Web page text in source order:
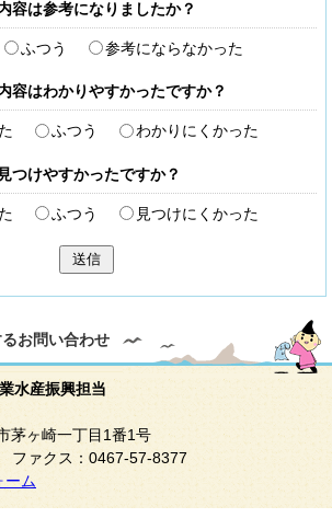
容は参考になりましたか？
ふつう 参考にならなかった
容はわかりやすかったですか？
ふつう わかりにくかった
つけやすかったですか？
ふつう 見つけにくかった
送信
お問い合わせ
水産振興担当
ヶ崎一丁目1番1号
ファクス：0467-57-8377
ーム